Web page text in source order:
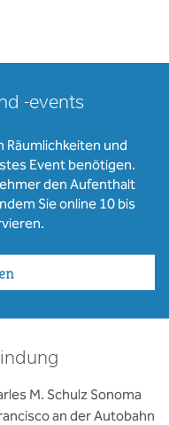
-events
Räumlichkeiten und
Event benötigen.
den Aufenthalt
Sie online 10 bis
M. Schulz Sonoma
an der Autobahn